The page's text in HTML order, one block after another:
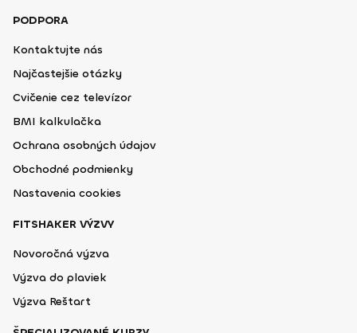
PODPORA
Kontaktujte nás
Najčastejšie otázky
Cvičenie cez televízor
BMI kalkulačka
Ochrana osobných údajov
Obchodné podmienky
Nastavenia cookies
FITSHAKER VÝZVY
Novoročná výzva
Výzva do plaviek
Výzva Reštart